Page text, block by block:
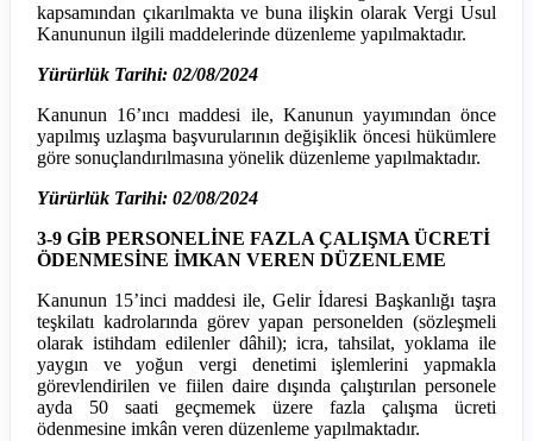
kapsamından çıkarılmakta ve buna ilişkin olarak Vergi Usul
Kanununun ilgili maddelerinde düzenleme yapılmaktadır.
Yürürlük Tarihi: 02/08/2024
Kanunun 16’ıncı maddesi ile, Kanunun yayımından önce
yapılmış uzlaşma başvurularının değişiklik öncesi hükümlere
göre sonuçlandırılmasına yönelik düzenleme yapılmaktadır.
Yürürlük Tarihi: 02/08/2024
3-9 GİB PERSONELİNE FAZLA ÇALIŞMA ÜCRETİ
ÖDENMESİNE İMKAN VEREN DÜZENLEME
Kanunun 15’inci maddesi ile, Gelir İdaresi Başkanlığı taşra
teşkilatı kadrolarında görev yapan personelden (sözleşmeli
olarak istihdam edilenler dâhil); icra, tahsilat, yoklama ile
yaygın ve yoğun vergi denetimi işlemlerini yapmakla
görevlendirilen ve fiilen daire dışında çalıştırılan personele
ayda 50 saati geçmemek üzere fazla çalışma ücreti
ödenmesine imkân veren düzenleme yapılmaktadır.